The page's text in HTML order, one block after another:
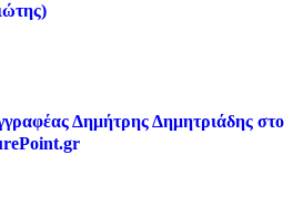
Δημήτρης Δημητριάδης στο